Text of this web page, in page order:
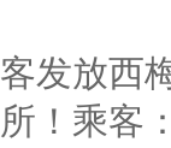
发放西
！乘客